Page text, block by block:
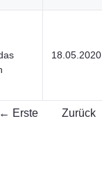
18.05.2020
← Erste Zurück